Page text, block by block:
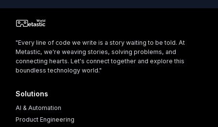
"Every line of code we write is a story waiting to be told. At
Metastic, we're weaving stories, solving problems, and
connecting hearts. Let's connect together and explore this
boundless technology world."
Solutions
AI & Automation
Product Engineering